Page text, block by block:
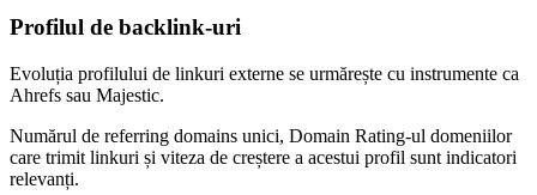
Profilul de backlink-uri
Evoluția profilului de linkuri externe se urmărește cu instrumente ca
Ahrefs sau Majestic.
Numărul de referring domains unici, Domain Rating-ul domeniilor
care trimit linkuri și viteza de creștere a acestui profil sunt indicatori
relevanți.